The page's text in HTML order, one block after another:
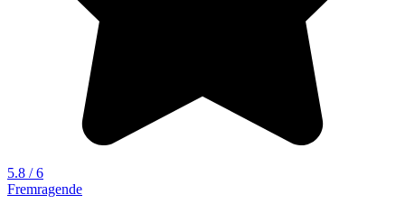
5.8 / 6
Fremragende